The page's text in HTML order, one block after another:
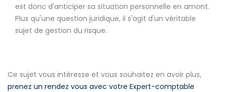
est donc d'anticiper sa situation personnelle en amont.
Plus qu'une question juridique, il s'agit d'un véritable
sujet de gestion du risque.
Ce sujet vous intéresse et vous souhaitez en avoir plus,
prenez un rendez vous avec votre Expert-comptable